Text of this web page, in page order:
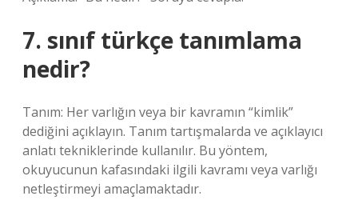
7. sınıf türkçe tanımlama
nedir?
Tanım: Her varlığın veya bir kavramın “kimlik”
dediğini açıklayın. Tanım tartışmalarda ve açıklayıcı
anlatı tekniklerinde kullanılır. Bu yöntem,
okuyucunun kafasındaki ilgili kavramı veya varlığı
netleştirmeyi amaçlamaktadır.